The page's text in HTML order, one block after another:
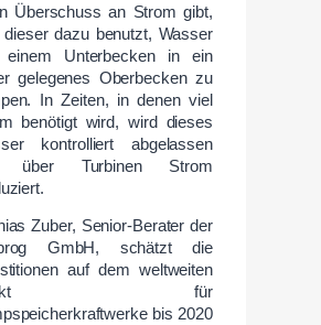
Überschuss an Strom gibt,
dieser dazu benutzt, Wasser
einem Unterbecken in ein
gelegenes Oberbecken zu
In Zeiten, in denen viel
benötigt wird, wird dieses
kontrolliert abgelassen
über Turbinen Strom
Zuber, Senior-Berater der
GmbH, schätzt die
auf dem weltweiten
für
bis 2020